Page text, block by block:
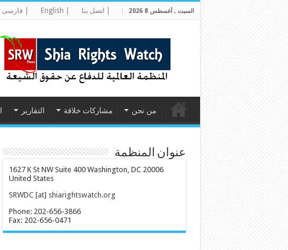
السبت , أغسطس 8 2026 | اتصل بنا | فارسى
من نحن مشاركات خلاقة التقارير
عنوان المنظمة
1627 K St NW Suite 400 Washington, DC 20006
United States
SRWDC [at] shiarightswatch.org
Phone: 202-656-3866
Fax: 202-656-0471